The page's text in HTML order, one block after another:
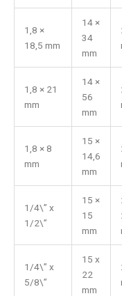
1,8 ×
18,5 mm
14 ×
34
mm
1,8 × 21
mm
14 ×
56
mm
1,8 × 8
mm
15 ×
14,6
mm
1/4\” x
1/2\”
15 ×
15
mm
1/4\” x
5/8\”
15 x
22
mm